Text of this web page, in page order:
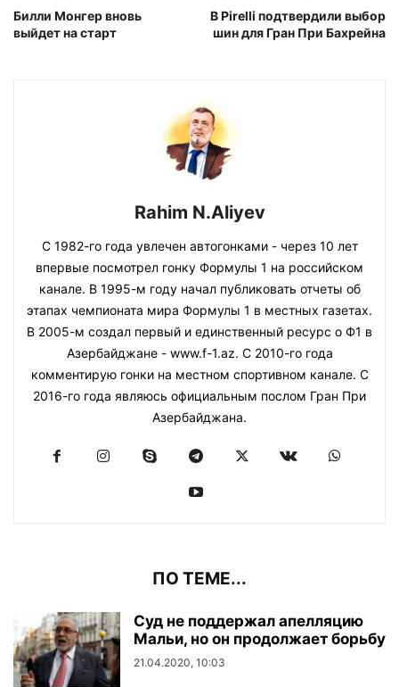
Билли Монгер вновь
выйдет на старт
В Pirelli подтвердили выбор
шин для Гран При Бахрейна
Rahim N.Aliyev
С 1982-го года увлечен автогонками - через 10 лет
впервые посмотрел гонку Формулы 1 на российском
канале. В 1995-м году начал публиковать отчеты об
этапах чемпионата мира Формулы 1 в местных газетах.
В 2005-м создал первый и единственный ресурс о Ф1 в
Азербайджане - www.f-1.az. С 2010-го года
комментирую гонки на местном спортивном канале. С
2016-го года являюсь официальным послом Гран При
Азербайджана.
ПО ТЕМЕ...
Суд не поддержал апелляцию
Мальи, но он продолжает борьбу
21.04.2020, 10:03